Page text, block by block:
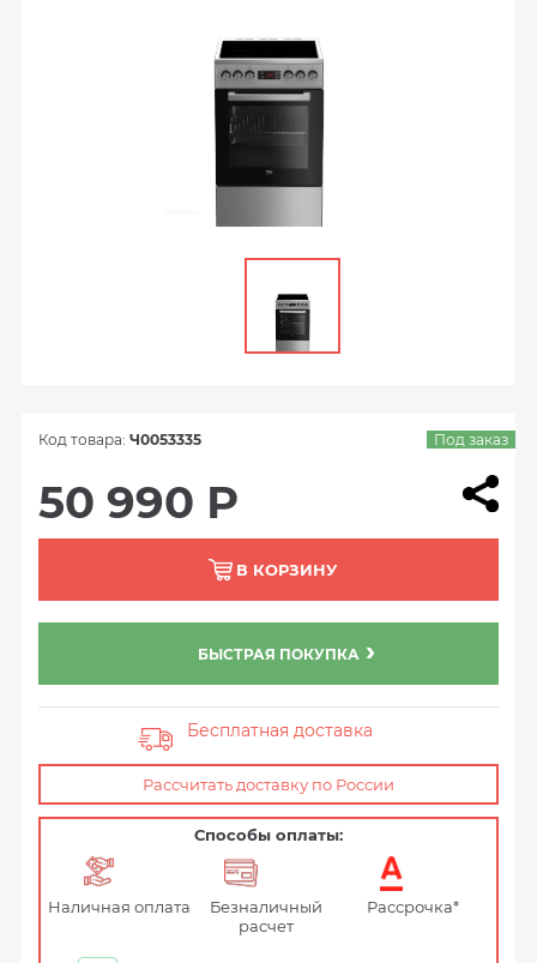
Код товара: Ч0053335 Под заказ
50 990 Р
В КОРЗИНУ
БЫСТРАЯ ПОКУПКА
Бесплатная доставка
Рассчитать доставку по России
Способы оплаты:
Наличная оплата
Безналичный
расчет
Рассрочка*